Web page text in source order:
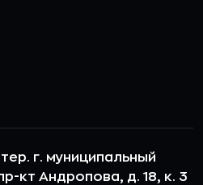
г. муниципальный
кт Андропова, д. 18, к. 3